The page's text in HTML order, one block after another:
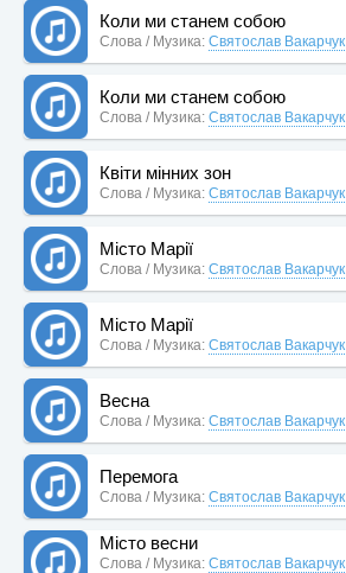
Коли ми станем собою
Слова / Музика: Святослав Вакарчук
Коли ми станем собою
Слова / Музика: Святослав Вакарчук
Квіти мінних зон
Слова / Музика: Святослав Вакарчук
Місто Марії
Слова / Музика: Святослав Вакарчук
Місто Марії
Слова / Музика: Святослав Вакарчук
Весна
Слова / Музика: Святослав Вакарчук
Перемога
Слова / Музика: Святослав Вакарчук
Місто весни
Слова / Музика: Святослав Вакарчук